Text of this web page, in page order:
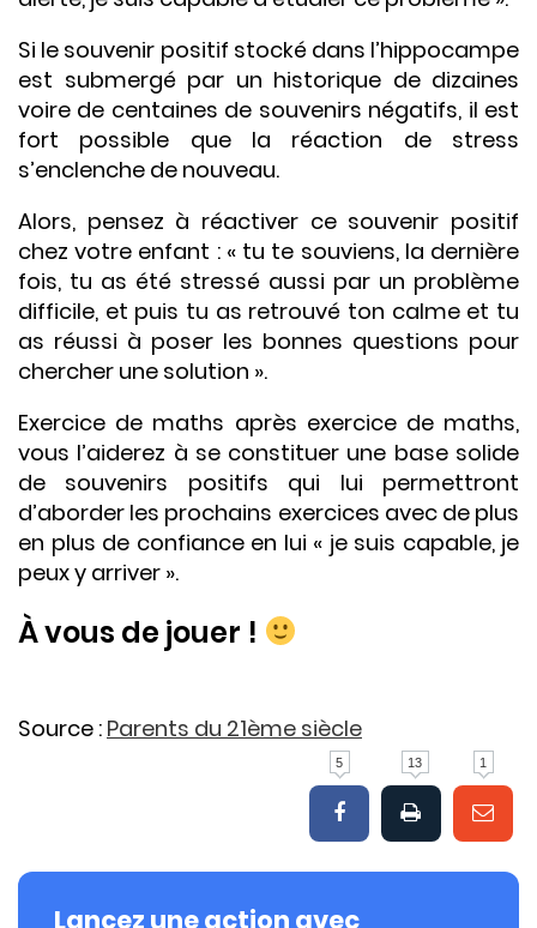
Si le souvenir positif stocké dans l’hippocampe
est submergé par un historique de dizaines
voire de centaines de souvenirs négatifs, il est
fort possible que la réaction de stress
s’enclenche de nouveau.
Alors, pensez à réactiver ce souvenir positif
chez votre enfant : « tu te souviens, la dernière
fois, tu as été stressé aussi par un problème
difficile, et puis tu as retrouvé ton calme et tu
as réussi à poser les bonnes questions pour
chercher une solution ».
Exercice de maths après exercice de maths,
vous l’aiderez à se constituer une base solide
de souvenirs positifs qui lui permettront
d’aborder les prochains exercices avec de plus
en plus de confiance en lui « je suis capable, je
peux y arriver ».
À vous de jouer !
Source : Parents du 21ème siècle
5 13 1
Lancez une action avec